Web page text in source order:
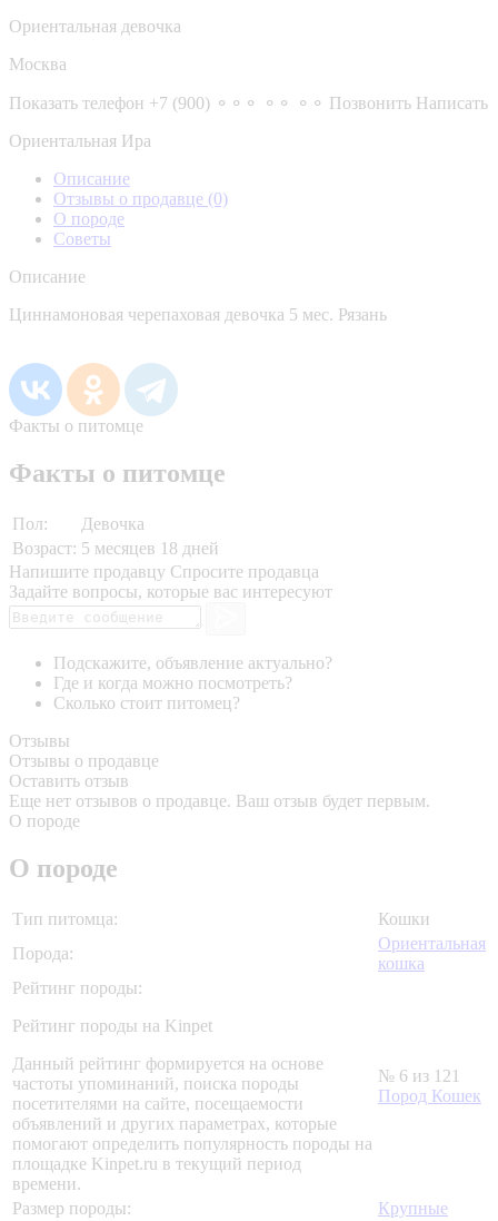
Ориентальная девочка
Москва
Показать телефон +7 (900) ⚬⚬⚬ ⚬⚬ ⚬⚬ Позвонить Написать
Ориентальная Ира
Описание
Отзывы о продавце (0)
О породе
Советы
Описание
Циннамоновая черепаховая девочка 5 мес. Рязань
Факты о питомце
Факты о питомце
Пол:
Девочка
Возраст: 5 месяцев 18 дней
Напишите продавцу Спросите продавца
Задайте вопросы, которые вас интересуют
Подскажите, объявление актуально?
Где и когда можно посмотреть?
Сколько стоит питомец?
Отзывы
Отзывы о продавце
Оставить отзыв
Еще нет отзывов о продавце. Ваш отзыв будет первым.
О породе
О породе
Тип питомца:
Кошки
Порода:
Ориентальная
кошка
Рейтинг породы:
Рейтинг породы на Kinpet
Данный рейтинг формируется на основе
частоты упоминаний, поиска породы
посетителями на сайте, посещаемости
объявлений и других параметрах, которые
помогают определить популярность породы на
площадке Kinpet.ru в текущий период
времени.
№ 6 из 121
Пород Кошек
Размер породы:
Крупные